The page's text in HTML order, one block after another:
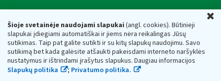
Šioje svetainėje naudojami slapukai(angl. cookies). Būtinieji
slapukai įdiegiami automatiškai ir jiems nėra reikalingas Jūsų
sutikimas. Taip pat galite sutikti ir su kitų slapukų naudojimu. Savo
sutikimą bet kada galėsite atšaukti pakeisdami interneto naršyklės
nustatymus ir ištrindami įrašytus slapukus. Daugiau informacijos
Slapukų politika
; Privatumo politika.
Respublikos finansų ministerijos
Biudžetinė įstaiga. Juridinio asmens kodas — 188659752,
adresas: Vasario 16-osios g. 14, 01107 Vilnius, Lietuva, el.paštas:
vmi@vmi.lt, E. pristatymo dėžutės adresas 188659752
Duomenys apie Valstybinę mokesčių inspekciją prie Lietuvos
Respublikos finansų ministerijos kaupiami ir saugomi Juridinių